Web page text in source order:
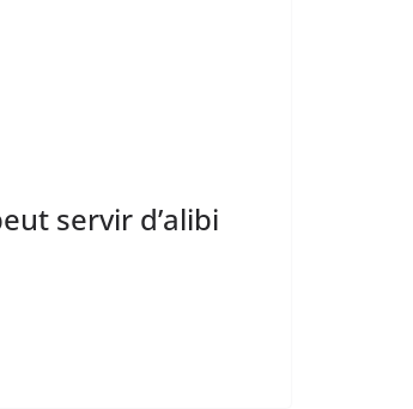
servir d’alibi